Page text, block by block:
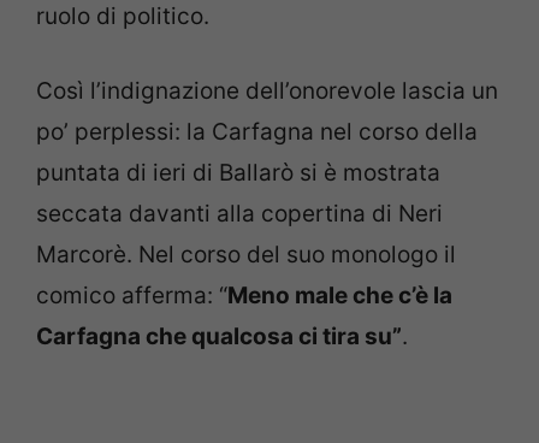
ruolo di politico.
Così l’indignazione dell’onorevole lascia un
po’ perplessi: la Carfagna nel corso della
puntata di ieri di Ballarò si è mostrata
seccata davanti alla copertina di Neri
Marcorè. Nel corso del suo monologo il
comico afferma: “Meno male che c’è la
Carfagna che qualcosa ci tira su”.